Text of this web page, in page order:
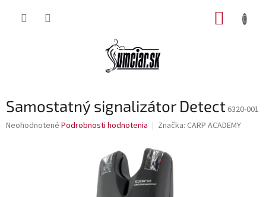
Samostatný signalizátor Detect 6320-001
Priemerné
Neohodnotené Podrobnosti hodnotenia Značka: CARP ACADEMY